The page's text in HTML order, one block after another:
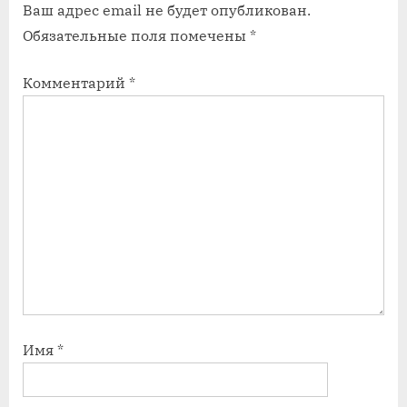
:
Ваш адрес email не будет опубликован.
Обязательные поля помечены *
Комментарий *
Имя *